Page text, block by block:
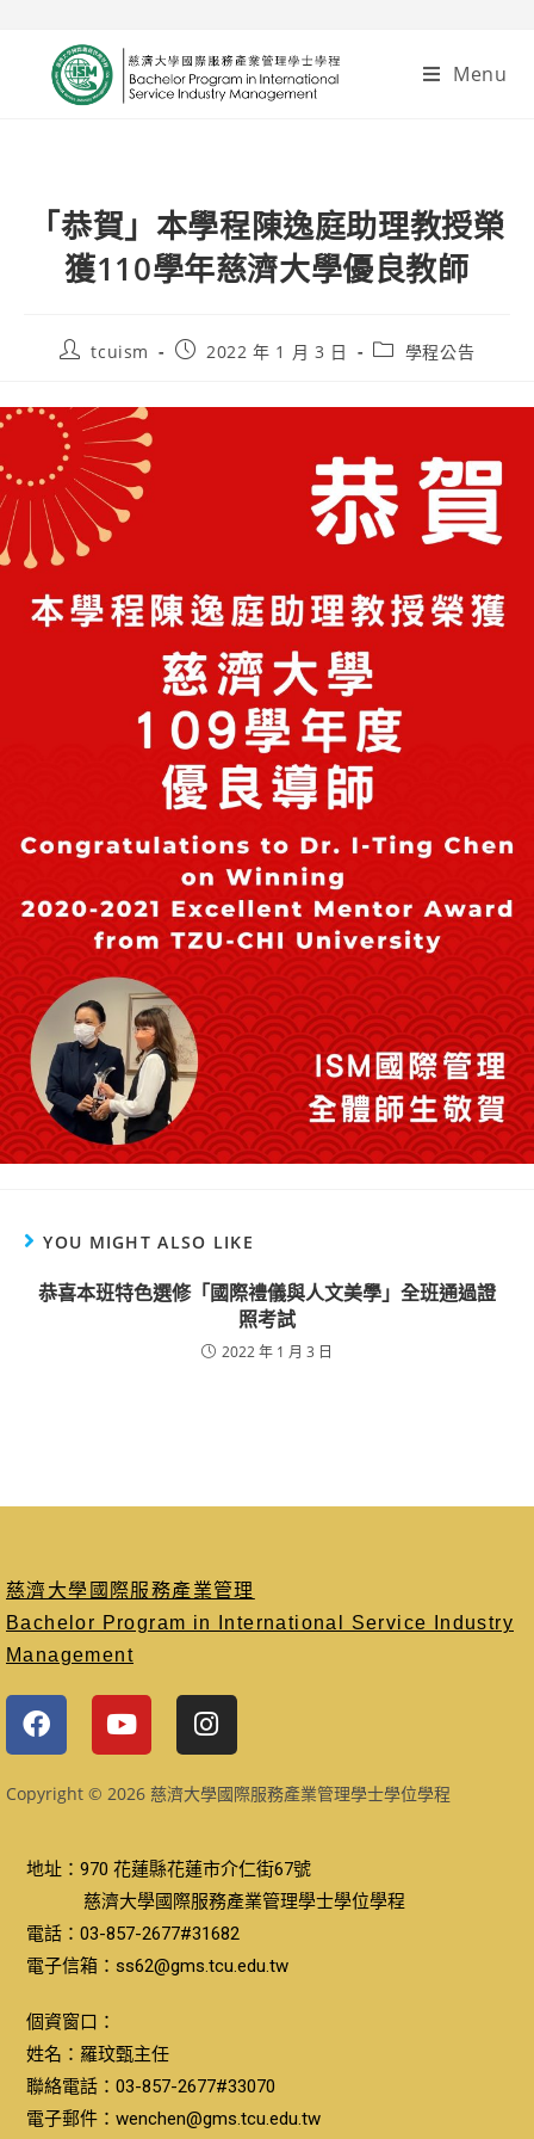
Menu
「恭賀」本學程陳逸庭助理教授榮
獲110學年慈濟大學優良教師
tcuism 2022 年 1 月 3 日 學程公告
YOU MIGHT ALSO LIKE
恭喜本班特色選修「國際禮儀與人文美學」全班通過證
照考試
2022 年 1 月 3 日
慈濟大學國際服務產業管理
Bachelor Program in International Service Industry
Management
Copyright © 2026 慈濟大學國際服務產業管理學士學位學程
地址：970 花蓮縣花蓮市介仁街67號
慈濟大學國際服務產業管理學士學位學程
電話：03-857-2677#31682
電子信箱：ss62@gms.tcu.edu.tw
個資窗口：
姓名：羅玟甄主任
聯絡電話：03-857-2677#33070
電子郵件：wenchen@gms.tcu.edu.tw